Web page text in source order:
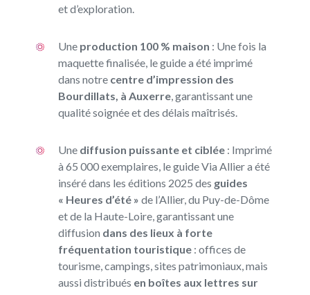
et d’exploration.
Une production 100 % maison : Une fois la
maquette finalisée, le guide a été imprimé
dans notre centre d’impression des
Bourdillats, à Auxerre, garantissant une
qualité soignée et des délais maîtrisés.
Une diffusion puissante et ciblée: Imprimé
à 65 000 exemplaires, le guide Via Allier a été
inséré dans les éditions 2025 des guides
« Heures d’été » de l’Allier, du Puy-de-Dôme
et de la Haute-Loire, garantissant une
diffusion dans des lieux à forte
fréquentation touristique: offices de
tourisme, campings, sites patrimoniaux, mais
aussi distribués en boîtes aux lettres sur